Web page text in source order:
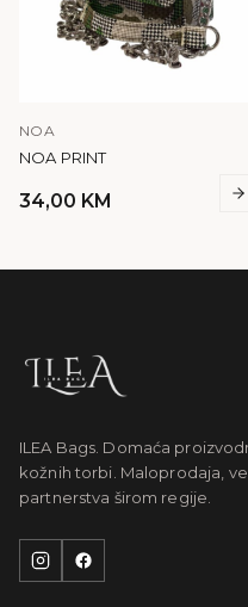
NOA
NOA PRINT
34,00 KM
ILEA Bags. Domaća
kožnih torbi. Maloprodaja,
partnerstva širom regije.